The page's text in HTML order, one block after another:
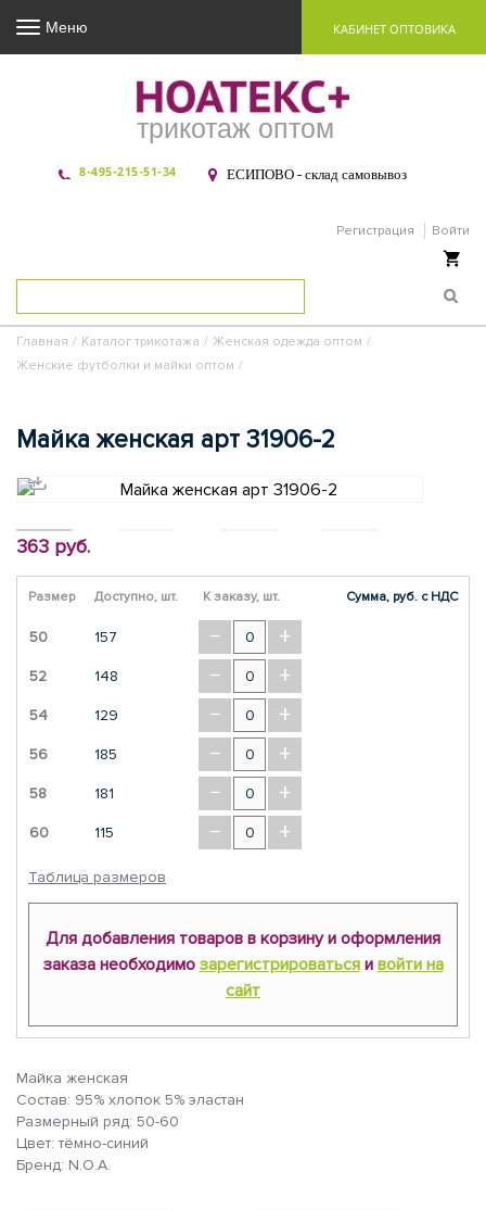
трикотаж оптом
8-495-215-51-34 ЕСИПОВО - склад самовывоз
Регистрация Войти
Меню КАБИНЕТ ОПТОВИКА
Главная / Каталог трикотажа / Женская одежда оптом /
Женские футболки и майки оптом /
Майка женская арт 31906-2
363 руб.
Размер Доступно, шт. К заказу, шт. Сумма, руб. с НДС
50 157 − +
52 148 − +
54 129 − +
56 185 − +
58 181 − +
60 115 − +
Таблица размеров
Для добавления товаров в корзину и оформления
заказа необходимо зарегистрироватьсяи войти на
сайт
Майка женская
Состав: 95% хлопок 5% эластан
Размерный ряд: 50-60
Цвет: тёмно-синий
Бренд: N.O.A.